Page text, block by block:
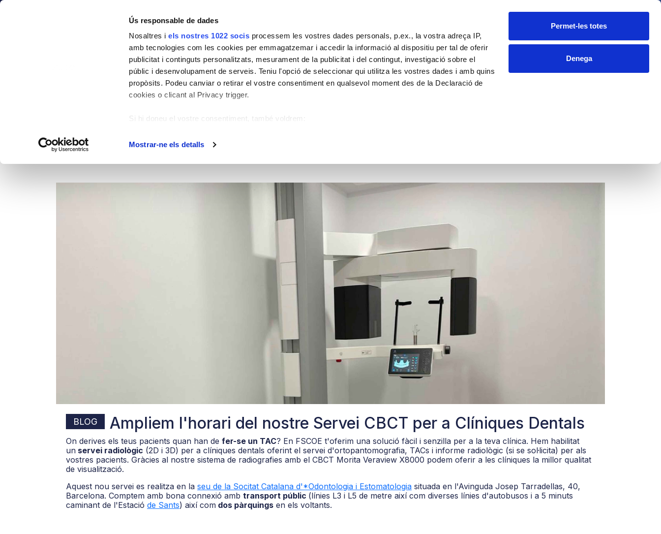
Ús responsable de dades
Nosaltres iels nostres 1022 socis processem les vostres dades personals, p.ex., la vostra adreça IP,
amb tecnologies com les cookies per emmagatzemar i accedir la informació al dispositiu per tal de oferir
publicitat i continguts personalitzats, mesurament de la publicitat i del contingut, investigació sobre el
públic i desenvolupament de serveis. Teniu l'opció de seleccionar qui utilitza les vostres dades i amb quins
propòsits. Podeu canviar o retirar el vostre consentiment en qualsevol moment des de la Declaració de
cookies o clicant al Privacy trigger.
Si hi doneu el vostre consentiment, també voldrem:
diversos metres
Obtingueu més informació de com es processen les vostres dades personals i definiu-ne les preferències
. Podeu canviar o retirar el consentiment de la Declaració de galetes en qualsevol
Utilitzem galetes per personalitzar el contingut i els anuncis, oferir funcions de mitjans socials i analitzar el
trànsit del lloc. També compartim la informació sobre com feu servir el nostre lloc amb els partners de
mitjans socials, de publicitat i d'anàlisis amb qui col·laborem. Al seu torn, ells la poden combinar amb
altres dades que els hàgiu proporcionat o hagin recopilat a partir de l'ús que heu fet dels seus serveis.
Mostrar-ne els detalls
Permet-les totes
Denega
Societat Formació
Ampliem l'horari del nostre Servei CBCT per a Clíniques
BLOG Ampliem l'horari del nostre Servei CBCT per a Clíniques Dentals
On derives els teus pacients quan han de fer-se un TAC? En FSCOE t'oferim una solució fàcil i senzilla per a la teva clínica. Hem habilitat
un servei radiològic (2D i 3D) per a clíniques dentals oferint el servei d'ortopantomografia, TACs i informe radiològic (si se sol·licita) per als
vostres pacients. Gràcies al nostre sistema de radiografies amb el CBCT Morita Veraview X8000 podem oferir a les clíniques la millor qualitat
de visualització.
Aquest nou servei es realitza en la seu de la Socitat Catalana d'*Odontologia i Estomatologia situada en l'Avinguda Josep Tarradellas, 40,
Barcelona. Comptem amb bona connexió amb transport públic (línies L3 i L5 de metre així com diverses línies d'autobusos i a 5 minuts
caminant de l'Estació de Sants) així com dos pàrquings en els voltants.